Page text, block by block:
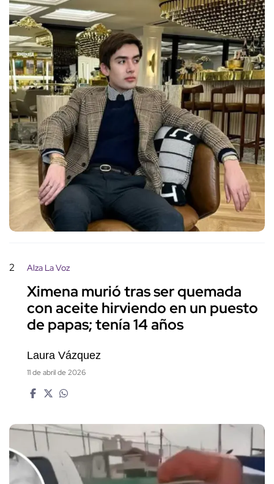
2 Alza La Voz
Ximena murió tras ser quemada
con aceite hirviendo en un puesto
de papas; tenía 14 años
Laura Vázquez
11 de abril de 2026